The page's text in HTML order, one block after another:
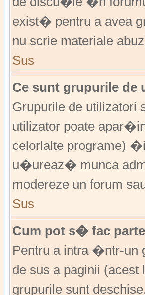
exist� pentru a avea
nu scrie materiale
Sus
Ce sunt grupurile de
Grupurile de utilizatori
utilizator poate
celorlalte programe)
u�ureaz� munca
modereze un forum
Sus
Cum pot s� fac
Pentru a intra �ntr-
de sus a paginii
grupurile sunt